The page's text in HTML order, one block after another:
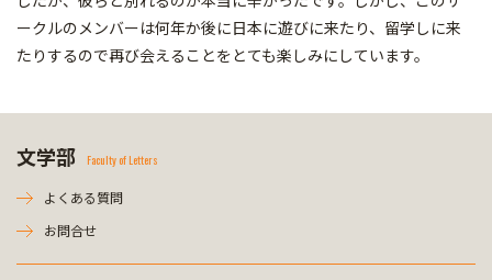
ークルのメンバーは何年か後に日本に遊びに来たり、留学しに来
たりするので再び会えることをとても楽しみにしています。
文学部 Faculty of Letters
よくある質問
お問合せ